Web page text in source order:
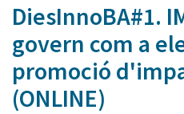
DiesInnoBA#1.
govern com a
promoció
(ONLINE)